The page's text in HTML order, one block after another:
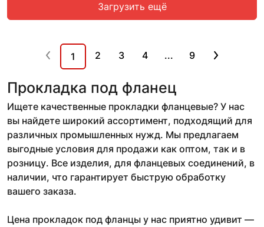
Загрузить ещё
1 2 3 4 ... 9
Прокладка под фланец
Ищете качественные прокладки фланцевые? У нас
вы найдете широкий ассортимент, подходящий для
различных промышленных нужд. Мы предлагаем
выгодные условия для продажи как оптом, так и в
розницу. Все изделия, для фланцевых соединений, в
наличии, что гарантирует быструю обработку
вашего заказа.
Цена прокладок под фланцы у нас приятно удивит —